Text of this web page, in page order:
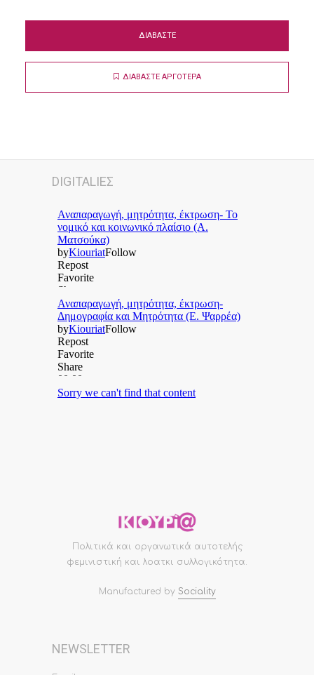
ΔΙΑΒΑΣΤΕ
ΔΙΑΒΑΣΤΕ ΑΡΓΟΤΕΡΑ
DIGITALΙΕΣ
Πολιτικά και οργανωτικά αυτοτελής
φεμινιστική και λοατκι συλλογικότητα.
Manufactured by Sociality
NEWSLETTER